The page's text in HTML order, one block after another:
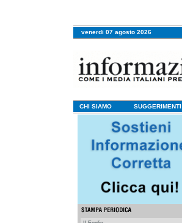
venerdi 07 agosto 2026
CHI SIAMO SUGGERIMENTI